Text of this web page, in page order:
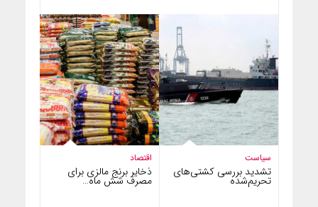
اقتصاد
ذخایر برنج مالزی برای
مصرف شش ماه…
سیاست
تشدید بررسی کشتی‌های
تحریم‌شده